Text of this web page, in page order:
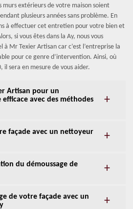
murs extérieurs de votre maison soient
plusieurs années sans problème. En
à effectuer cet entretien pour votre bien et
si vous êtes dans la Ay, nous vous
à Mr Texier Artisan car c’est l’entreprise la
pour ce genre d’intervention. Ainsi, où
il sera en mesure de vous aider.
Artisan pour un
avec des méthodes
façade avec un nettoyeur
du démoussage de
de votre façade avec un